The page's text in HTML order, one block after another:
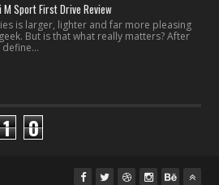
Sport First Drive Review
is larger, lighter and far more pleasing
But is that what really matters? After
define...
1 0